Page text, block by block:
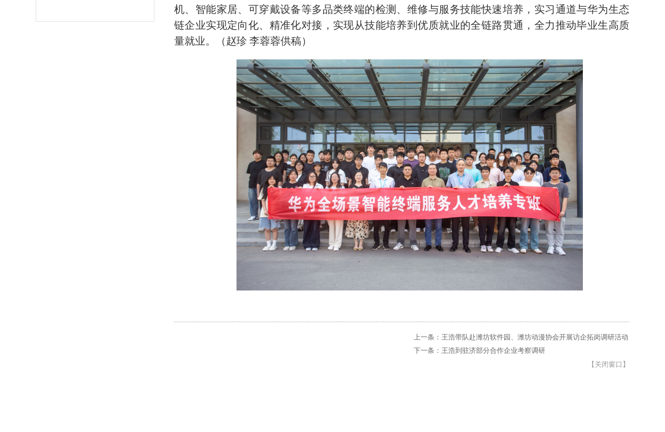
机、智能家居、可穿戴设备等多品类终端的检测、维修与服务技能快速培养，实习通道与华为生态
链企业实现定向化、精准化对接，实现从技能培养到优质就业的全链路贯通，全力推动毕业生高质
量就业。（赵珍 李蓉蓉供稿）
上一条：王浩带队赴潍坊软件园、潍坊动漫协会开展访企拓岗调研活动
下一条：王浩到驻济部分合作企业考察调研
【 关闭窗口 】